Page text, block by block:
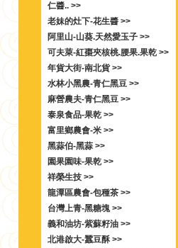
仁醬.. >>
老妹的灶下-花生醬 >>
阿里山-山葵.天然愛玉子 >>
可夫萊-紅棗夾核桃.腰果.果乾 >>
年貨大街-南北貨 >>
水林小黑農-青仁黑豆 >>
麻營農夫-青仁黑豆 >>
泰泉食品-果乾 >>
富里鄉農會-米 >>
黑蒜伯-黑蒜 >>
園果園味-果乾 >>
祥榮生技 >>
龍潭區農會-包種茶 >>
台灣上青-黑糖塊 >>
義和油坊-紫蘇籽油 >>
北港啟大-蠶豆酥 >>